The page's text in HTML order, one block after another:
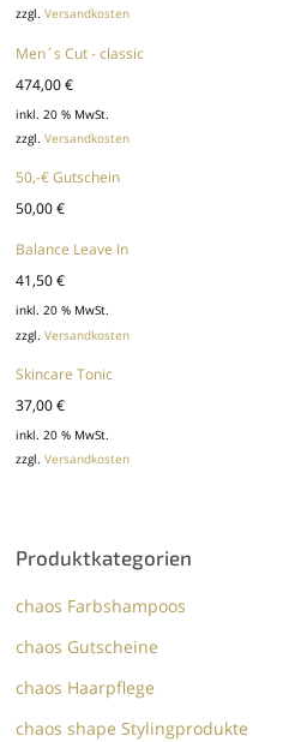
zzgl.Versandkosten
Men´s Cut - classic
474,00€
inkl. 20 % MwSt.
zzgl.Versandkosten
50,-€ Gutschein
50,00€
Balance Leave In
41,50€
inkl. 20 % MwSt.
zzgl.Versandkosten
Skincare Tonic
37,00€
inkl. 20 % MwSt.
zzgl.Versandkosten
Produktkategorien
chaos Farbshampoos
chaos Gutscheine
chaos Haarpflege
chaos shape Stylingprodukte